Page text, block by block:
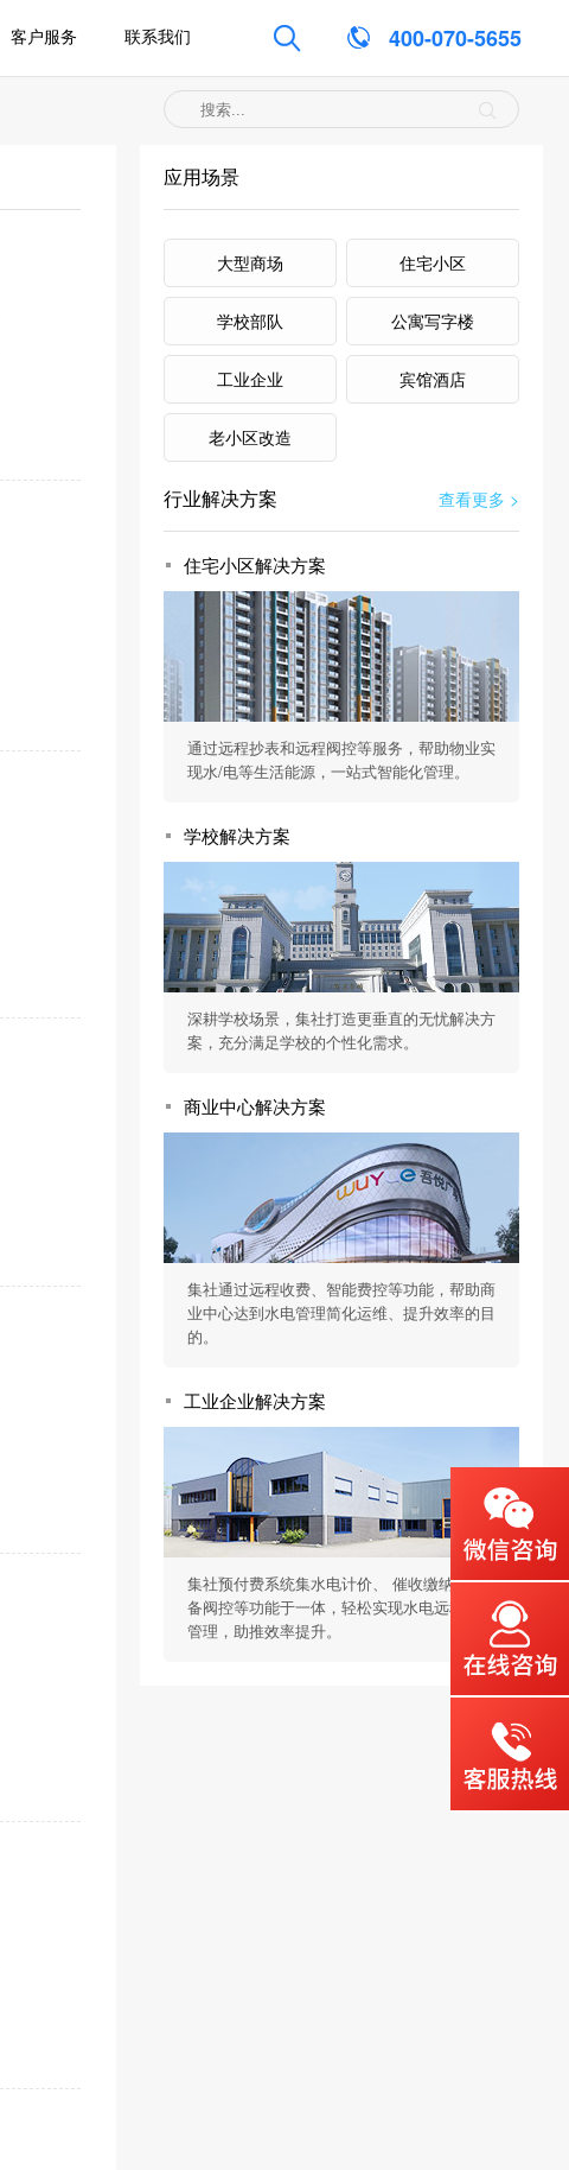
 400-070-5655
客户服务 联系我们
应用场景
大型商场 住宅小区
学校部队 公寓写字楼
工业企业 宾馆酒店
老小区改造
查看更多 >
行业解决方案
住宅小区解决方案
通过远程抄表和远程阀控等服务，帮助物业实
现水/电等生活能源，一站式智能化管理。
学校解决方案
深耕学校场景，集社打造更垂直的无忧解决方
案，充分满足学校的个性化需求。
商业中心解决方案
集社通过远程收费、智能费控等功能，帮助商
业中心达到水电管理简化运维、提升效率的目
的。
工业企业解决方案
集社预付费系统集水电计价、 催收缴纳、设
备阀控等功能于一体，轻松实现水电远程智能
管理，助推效率提升。